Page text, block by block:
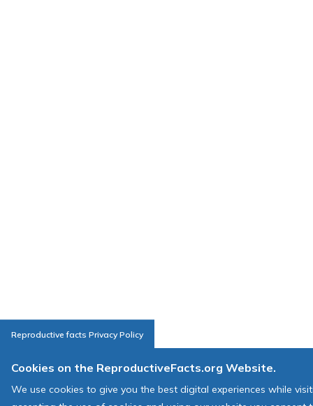
Reproductive facts Privacy Policy
Cookies on the ReproductiveFacts.org Website.
We use cookies to give you the best digital experiences while